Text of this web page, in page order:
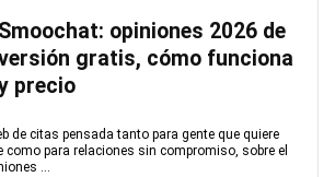
Smoochat: opiniones 2026 de
gratis, cómo funciona
precio
de citas pensada tanto para gente que quiere
como para relaciones sin compromiso, sobre el
...